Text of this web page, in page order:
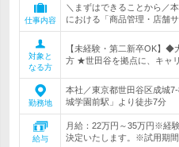
仕事内容
＼まずはできることから／
における「商品管理・店舗
対象と
なる方
【未経験・第二新卒OK】
方 ★世田谷を拠点に、キャ
勤務地
本社／東京都世田谷区成城
城学園前駅」より徒歩7分
給与
月給：22万円～35万円※経
決定いたします。※試用期